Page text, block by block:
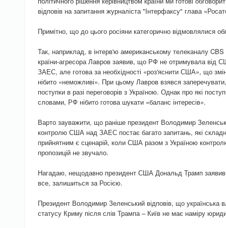
відповів на запитання журналіста "Інтерфаксу" глава
Примітно, що до цього росіяни категорично відмовлялися
Так, наприклад, в інтерв'ю американському телеканалу CBS
країни-агресора Лавров заявив, що РФ не отримувала від
ЗАЕС, але готова за необхідності «роз'яснити США», що
нібито «неможливі». При цьому Лавров взявся
поступки в разі переговорів з Україною. Однак про які
словами, РФ нібито готова шукати «баланс інтересів».
Варто зауважити, що раніше президент Володимир
контролю США над ЗАЕС постає багато запитань, які
прийнятним є сценарій, коли США разом з Україною
пропозицій не звучало.
Нагадаю, нещодавно президент США Дональд Трамп
все, залишиться за Росією.
Президент Володимир Зеленський відповів, що
статусу Криму після слів Трампа – Київ не має наміру